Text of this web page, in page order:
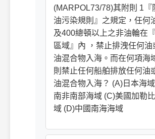
(MARPOL73/78)其附則 1『
油污染規則』之規定，任何
及400總頓以上之非油輪在
區域』內 ，禁止排洩任何油
油混合物入海。而在何項海
則禁止任何船舶排放任何油
油混合物入海？ (A)日本海
南非南部海域 (C)美國加勒
域 (D)中國南海海域